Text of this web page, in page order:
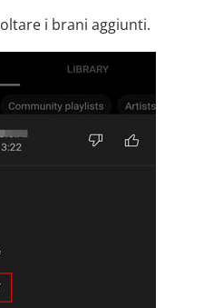
i brani aggiunti.